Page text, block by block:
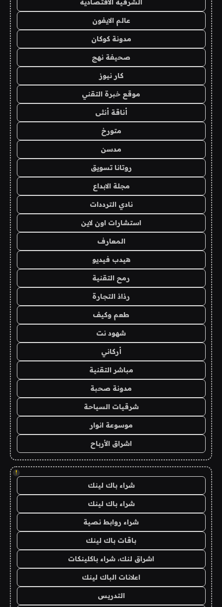
الشرقية الاقتصادية
عالم الايفون
مدونة كوكان
صحيفة نهج
كار نيوز
موقع خبرة التقني
أناقة أنثى
متورخ
مدسن
روتانا تسويق
مجلة الابداع
نادي الترددات
استشارات اون لاين
المعارف
هيدب فيديو
رمح التقنية
رذاذ التجارة
طعم وكيف
شهود نت
أركاني
مباشر التقنية
مدونة صحبة
شرقيات السياحة
موسوعة انوار
اشراق الأرباح
!
شراء باك لينك
شراء باك لينك
شراء روابط نصية
باقات باك لينك
اشراق لنك، شراء باكلينكات
اعلانات الباك لينك
التدريس